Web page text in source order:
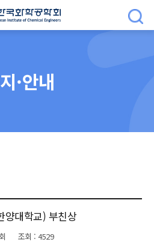
·안내
양대학교) 부친상
조회 : 4529